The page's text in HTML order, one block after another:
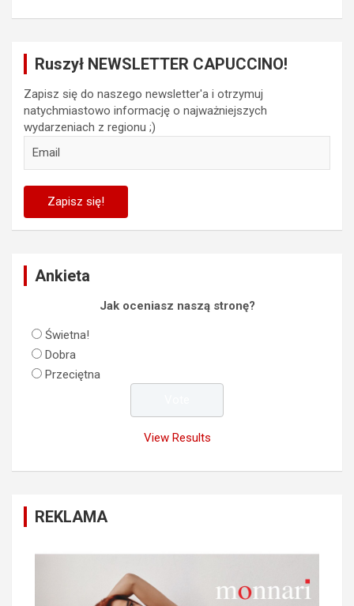
Ruszył NEWSLETTER CAPUCCINO!
Zapisz się do naszego newsletter'a i otrzymuj
natychmiastowo informację o najważniejszych
wydarzeniach z regionu ;)
Ankieta
Jak oceniasz naszą stronę?
Świetna!
Dobra
Przeciętna
View Results
REKLAMA